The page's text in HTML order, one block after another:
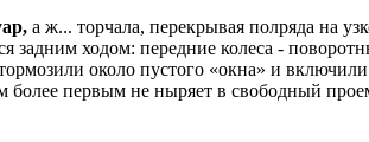
а ж... торчала, перекрывая полряда на
задним ходом: передние колеса -
около пустого «окна» и
первым не ныряет в свободный